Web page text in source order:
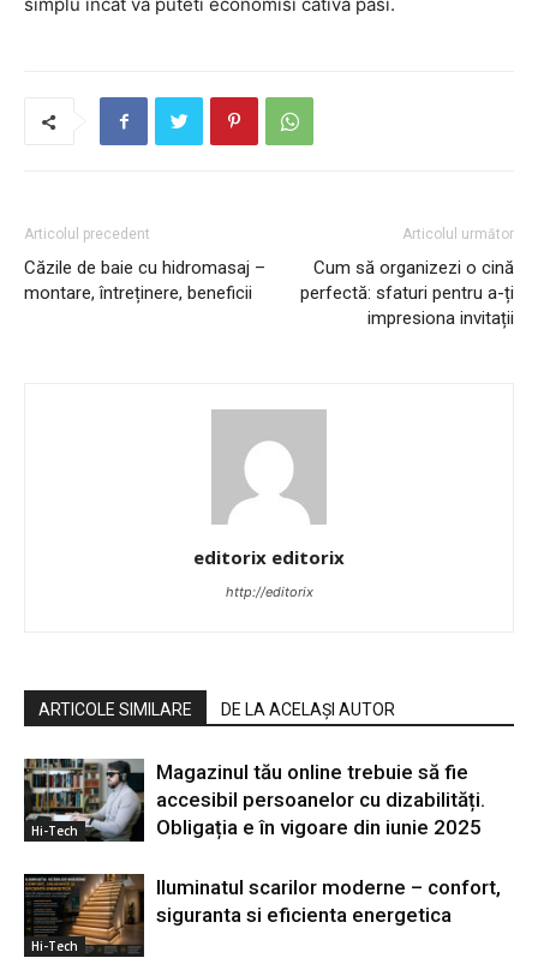
Articolul precedent
Căzile de baie cu hidromasaj –
montare, întreținere, beneficii
Articolul următor
Cum să organizezi o cină
perfectă: sfaturi pentru a-ți
impresiona invitații
editorix editorix
http://editorix
ARTICOLE SIMILARE DE LA ACELAȘI AUTOR
Hi-Tech
Magazinul tău online trebuie să fie
accesibil persoanelor cu dizabilități.
Obligația e în vigoare din iunie 2025
Hi-Tech
Iluminatul scarilor moderne – confort,
siguranta si eficienta energetica